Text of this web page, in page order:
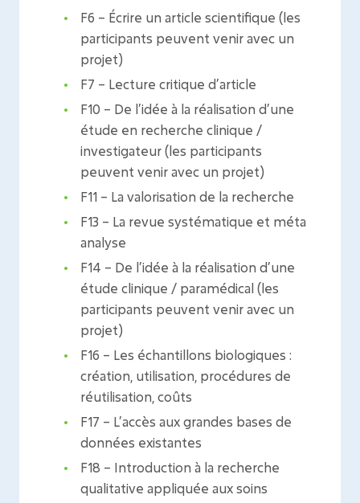
F6 – Écrire un article scientifique (les
participants peuvent venir avec un
projet)
F7 – Lecture critique d’article
F10 – De l’idée à la réalisation d’une
étude en recherche clinique /
investigateur (les participants
peuvent venir avec un projet)
F11 – La valorisation de la recherche
F13 – La revue systématique et méta
analyse
F14 – De l’idée à la réalisation d’une
étude clinique / paramédical (les
participants peuvent venir avec un
projet)
F16 – Les échantillons biologiques :
création, utilisation, procédures de
réutilisation, coûts
F17 – L’accès aux grandes bases de
données existantes
F18 – Introduction à la recherche
qualitative appliquée aux soins